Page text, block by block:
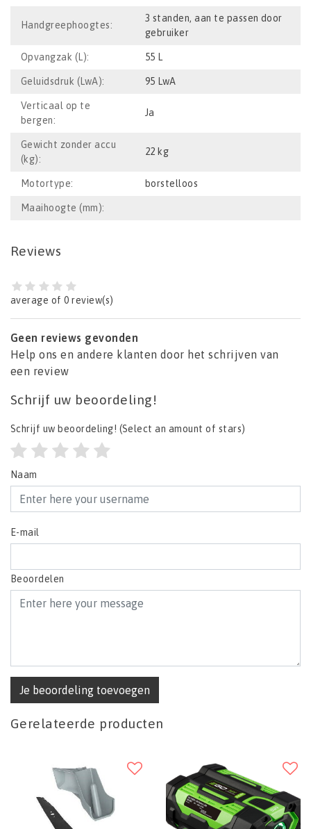
Handgreephoogtes:
3 standen, aan te passen door
gebruiker
Opvangzak (L): 55 L
Geluidsdruk (LwA): 95 LwA
Verticaal op te
bergen:
Ja
Gewicht zonder accu
(kg):
22 kg
Motortype: borstelloos
Maaihoogte (mm):
Reviews
average of 0 review(s)
Geen reviews gevonden
Help ons en andere klanten door het schrijven van
een review
Schrijf uw beoordeling!
Schrijf uw beoordeling! (Select an amount of stars)
Naam
E-mail
Beoordelen
Je beoordeling toevoegen
Gerelateerde producten